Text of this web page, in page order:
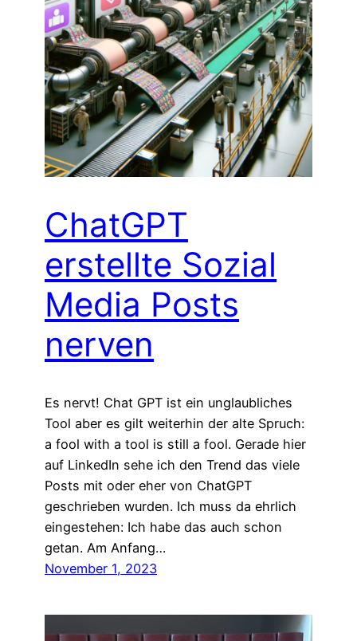
ChatGPT
erstellte Sozial
Media Posts
nerven
Es nervt! Chat GPT ist ein unglaubliches
Tool aber es gilt weiterhin der alte Spruch:
a fool with a tool is still a fool. Gerade hier
auf LinkedIn sehe ich den Trend das viele
Posts mit oder eher von ChatGPT
geschrieben wurden. Ich muss da ehrlich
eingestehen: Ich habe das auch schon
getan. Am Anfang…
November 1, 2023